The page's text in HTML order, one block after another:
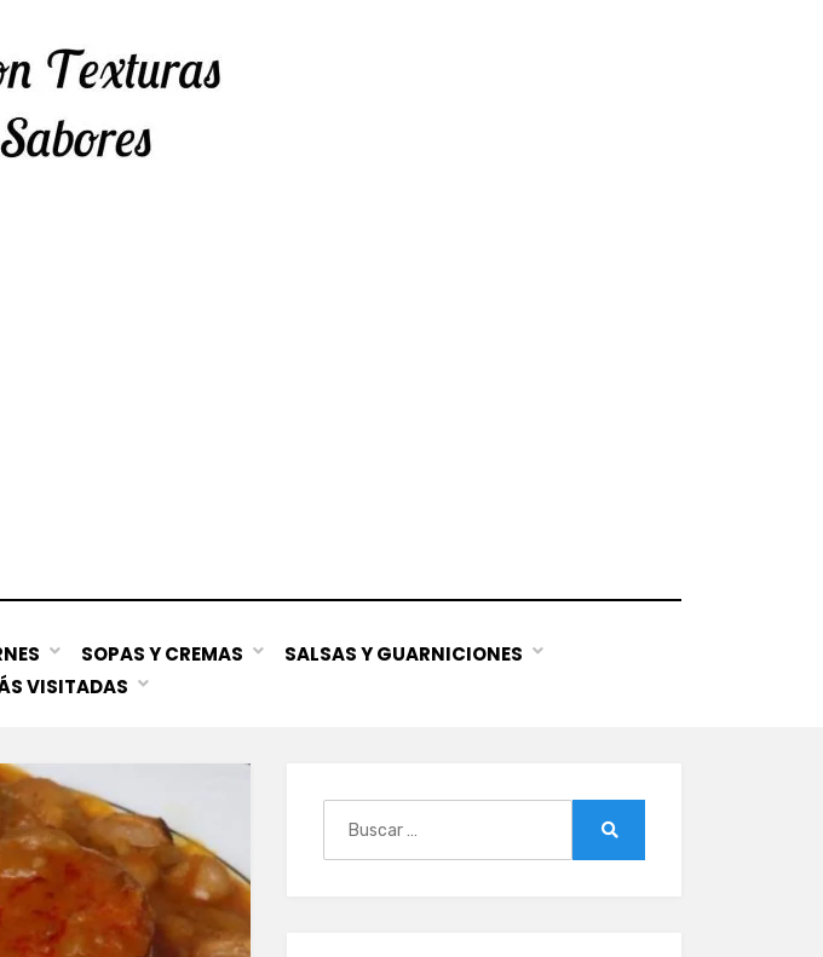
SOPAS Y CREMAS
SALSAS Y GUARNICIONES
VISITADAS